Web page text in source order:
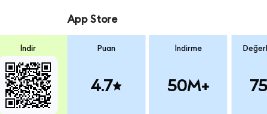
İndir
App Store
Puan
4.7
İndirme
50M+